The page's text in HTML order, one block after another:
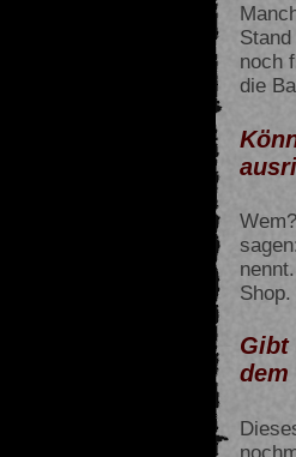
noch
die
Gibt
dem